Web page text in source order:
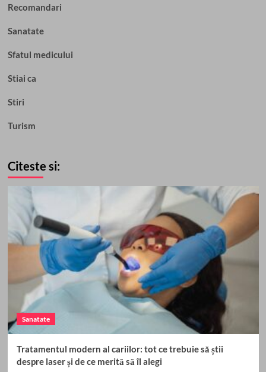
Recomandari
Sanatate
Sfatul medicului
Stiai ca
Stiri
Turism
Citeste si:
Sanatate
Tratamentul modern al cariilor: tot ce trebuie să știi
despre laser și de ce merită să îl alegi